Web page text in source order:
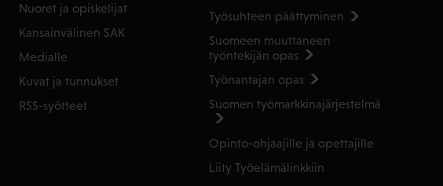
Nuoret ja opiskelijat
Kansainvälinen SAK
Medialle
Kuvat ja tunnukset
RSS-syötteet
Työsuhteen päättyminen
Suomeen muuttaneen
työntekijän opas
Työnantajan opas
Suomen työmarkkinajärjestelmä
Opinto-ohjaajille ja opettajille
Liity Työelämälinkkiin